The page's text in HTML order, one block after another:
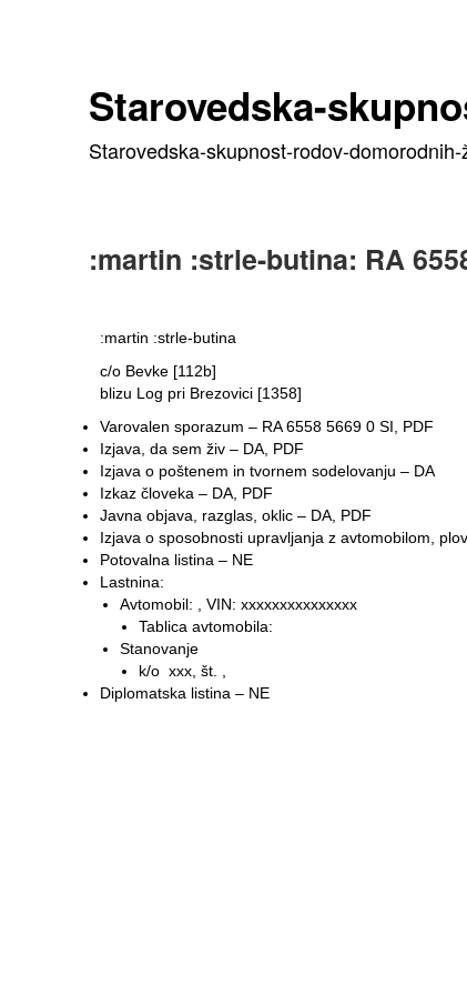
Starovedska-
Starovedska-skupnost-rodov-
:martin :strle-butina: RA
:martin :strle-butina
c/o Bevke [112b]
blizu Log pri Brezovici [1358]
Varovalen sporazum – RA 6558 5669 0 SI, PDF
Izjava, da sem živ – DA, PDF
Izjava o poštenem in tvornem sodelovanju – DA
Izkaz človeka – DA, PDF
Javna objava, razglas, oklic – DA, PDF
Izjava o sposobnosti upravljanja z avtomobilom,
Potovalna listina – NE
Lastnina:
Avtomobil: , VIN: xxxxxxxxxxxxxxx
Tablica avtomobila:
Stanovanje
k/o xxx, št. ,
Diplomatska listina – NE